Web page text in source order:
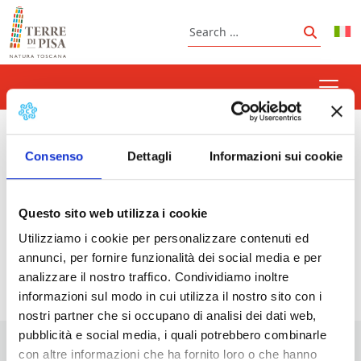
Consenso Dettagli Informazioni sui cookie
Questo sito web utilizza i cookie
Utilizziamo i cookie per personalizzare contenuti ed
annunci, per fornire funzionalità dei social media e per
analizzare il nostro traffico. Condividiamo inoltre
informazioni sul modo in cui utilizza il nostro sito con i
nostri partner che si occupano di analisi dei dati web,
pubblicità e social media, i quali potrebbero combinarle
con altre informazioni che ha fornito loro o che hanno
Skip to content
Search
Search
Bee Days | Volterra
Prossimi eventi
<li>Non ci sono eventi con questo tag</li>